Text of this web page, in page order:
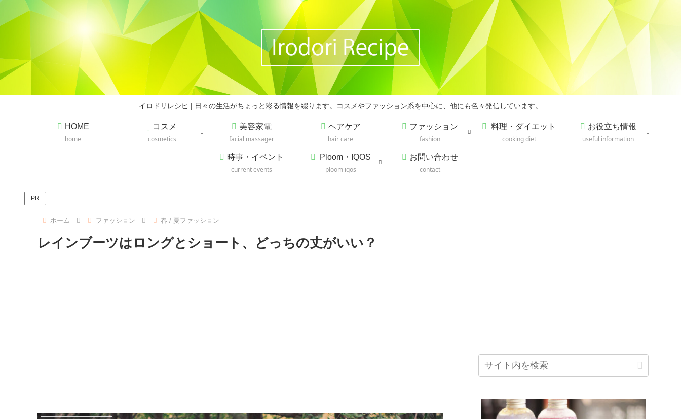
イロドリレシピ | 日々の生活がちょっと彩る情報を綴ります。コスメやファッション系を中心に、他にも色々発信しています。
HOME
home
コスメ
cosmetics
美容家電
facial massager
ヘアケア
hair care
ファッション
fashion
料理・ダイエット
cooking diet
お役立ち情報
useful information
時事・イベント
current events
Ploom・IQOS
ploom iqos
お問い合わせ
contact
PR
ホーム ファッション 春 / 夏ファッション
レインブーツはロングとショート、どっちの丈がいい？